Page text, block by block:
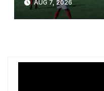
bashkë me
AUG 7, 2026